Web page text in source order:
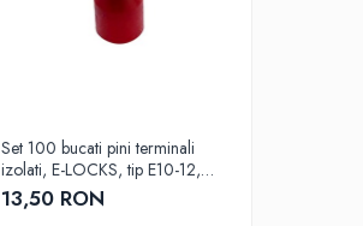
Set 100 bucati pini terminali
izolati, E-LOCKS, tip E10-12,
ferule 1 x 10,00 mm2, lungime
manson sertizare 12 mm
13,50 RON